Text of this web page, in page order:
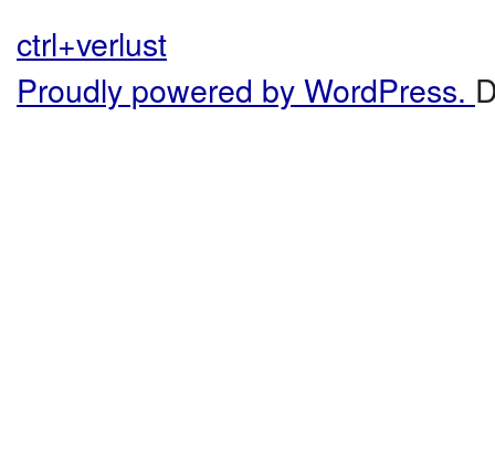
ctrl+verlust
Proudly powered by WordPress.